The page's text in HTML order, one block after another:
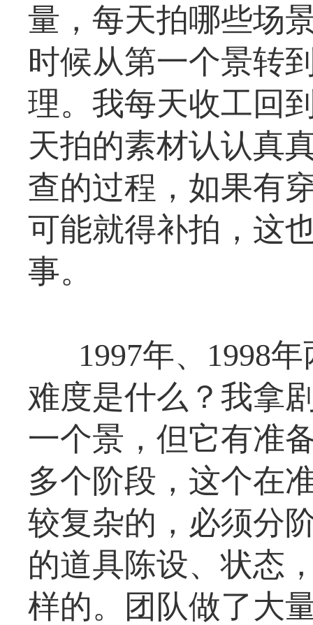
量，每天拍哪些场
时候从第一个景转
理。我每天收工回
天拍的素材认认真
查的过程，如果有
可能就得补拍，这
事。
1997年、1998
难度是什么？我拿
一个景，但它有准
多个阶段，这个在
较复杂的，必须分
的道具陈设、状态
样的。团队做了大